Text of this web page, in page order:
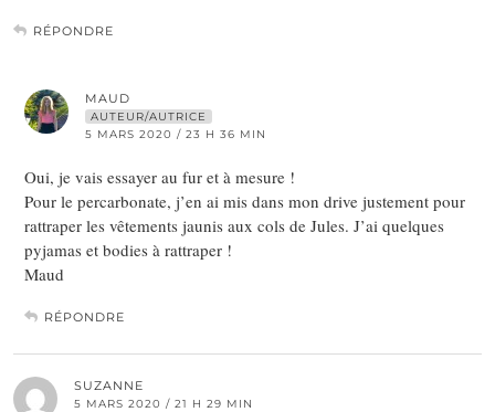
RÉPONDRE
MAUD
AUTEUR/AUTRICE
5 MARS 2020 / 23 H 36 MIN
Oui, je vais essayer au fur et à mesure !
Pour le percarbonate, j’en ai mis dans mon drive justement pour
rattraper les vêtements jaunis aux cols de Jules. J’ai quelques
pyjamas et bodies à rattraper !
Maud
RÉPONDRE
SUZANNE
5 MARS 2020 / 21 H 29 MIN